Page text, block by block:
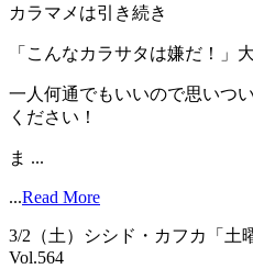
カラマメは引き続き
「こんなカラサタは嫌だ！」
一人何通でもいいので思いつ
ください！
ま ...
...Read More
3/2（土）シシド・カフカ「土
Vol.564